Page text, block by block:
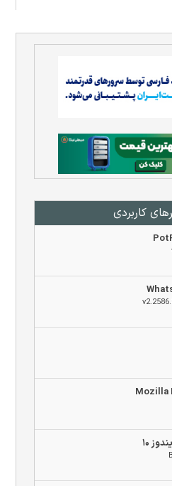
کاربردی
۱۰